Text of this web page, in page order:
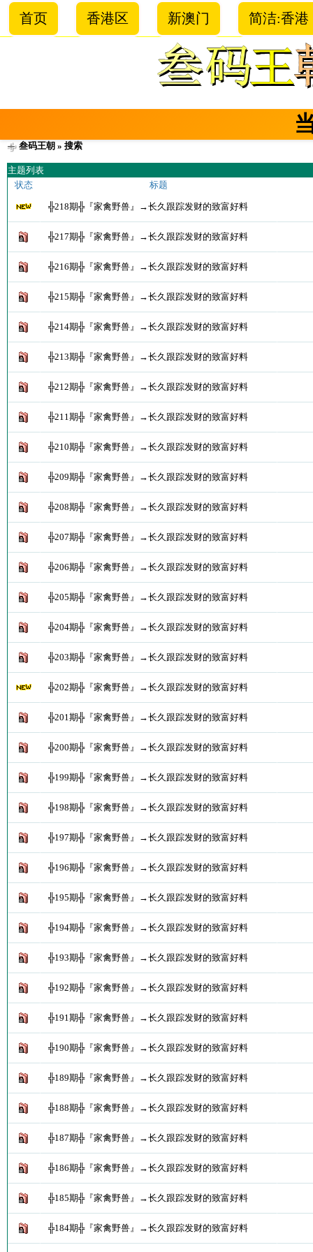
首页 香港区 新澳门 简洁:香港
叁码王朝 » 搜索
主题列表
状态
标题
╬218期╬『家禽野兽』→长久跟踪发财的致富好料
╬217期╬『家禽野兽』→长久跟踪发财的致富好料
╬216期╬『家禽野兽』→长久跟踪发财的致富好料
╬215期╬『家禽野兽』→长久跟踪发财的致富好料
╬214期╬『家禽野兽』→长久跟踪发财的致富好料
╬213期╬『家禽野兽』→长久跟踪发财的致富好料
╬212期╬『家禽野兽』→长久跟踪发财的致富好料
╬211期╬『家禽野兽』→长久跟踪发财的致富好料
╬210期╬『家禽野兽』→长久跟踪发财的致富好料
╬209期╬『家禽野兽』→长久跟踪发财的致富好料
╬208期╬『家禽野兽』→长久跟踪发财的致富好料
╬207期╬『家禽野兽』→长久跟踪发财的致富好料
╬206期╬『家禽野兽』→长久跟踪发财的致富好料
╬205期╬『家禽野兽』→长久跟踪发财的致富好料
╬204期╬『家禽野兽』→长久跟踪发财的致富好料
╬203期╬『家禽野兽』→长久跟踪发财的致富好料
╬202期╬『家禽野兽』→长久跟踪发财的致富好料
╬201期╬『家禽野兽』→长久跟踪发财的致富好料
╬200期╬『家禽野兽』→长久跟踪发财的致富好料
╬199期╬『家禽野兽』→长久跟踪发财的致富好料
╬198期╬『家禽野兽』→长久跟踪发财的致富好料
╬197期╬『家禽野兽』→长久跟踪发财的致富好料
╬196期╬『家禽野兽』→长久跟踪发财的致富好料
╬195期╬『家禽野兽』→长久跟踪发财的致富好料
╬194期╬『家禽野兽』→长久跟踪发财的致富好料
╬193期╬『家禽野兽』→长久跟踪发财的致富好料
╬192期╬『家禽野兽』→长久跟踪发财的致富好料
╬191期╬『家禽野兽』→长久跟踪发财的致富好料
╬190期╬『家禽野兽』→长久跟踪发财的致富好料
╬189期╬『家禽野兽』→长久跟踪发财的致富好料
╬188期╬『家禽野兽』→长久跟踪发财的致富好料
╬187期╬『家禽野兽』→长久跟踪发财的致富好料
╬186期╬『家禽野兽』→长久跟踪发财的致富好料
╬185期╬『家禽野兽』→长久跟踪发财的致富好料
╬184期╬『家禽野兽』→长久跟踪发财的致富好料